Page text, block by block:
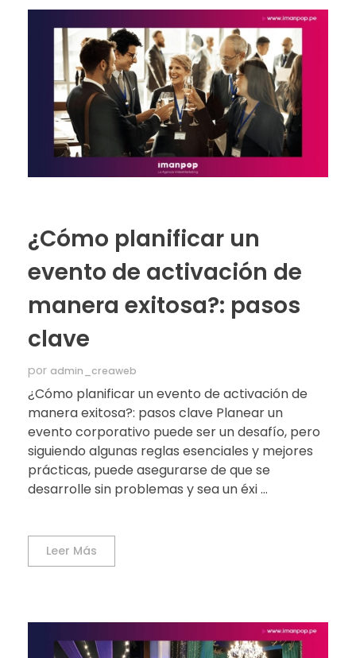
¿Cómo planificar un
evento de activación de
manera exitosa?: pasos
clave
por admin_creaweb
¿Cómo planificar un evento de activación de
manera exitosa?: pasos clave Planear un
evento corporativo puede ser un desafío, pero
siguiendo algunas reglas esenciales y mejores
prácticas, puede asegurarse de que se
desarrolle sin problemas y sea un éxi ...
Leer Más